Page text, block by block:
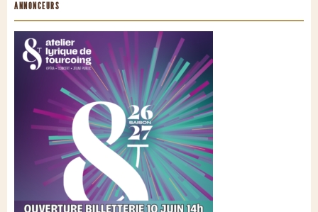
ANNONCEURS